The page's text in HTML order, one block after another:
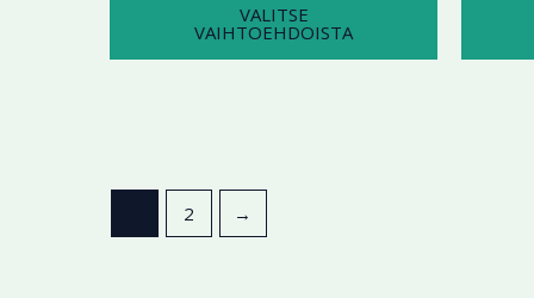
VALITSE
VAIHTOEHDOISTA
2 →